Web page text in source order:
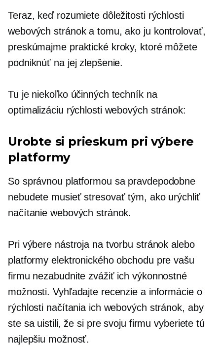
Teraz, keď rozumiete dôležitosti rýchlosti
webových stránok a tomu, ako ju kontrolovať,
preskúmajme praktické kroky, ktoré môžete
podniknúť na jej zlepšenie.
Tu je niekoľko účinných techník na
optimalizáciu rýchlosti webových stránok:
Urobte si prieskum pri výbere
platformy
So správnou platformou sa pravdepodobne
nebudete musieť stresovať tým, ako urýchliť
načítanie webových stránok.
Pri výbere nástroja na tvorbu stránok alebo
platformy elektronického obchodu pre vašu
firmu nezabudnite zvážiť ich výkonnostné
možnosti. Vyhľadajte recenzie a informácie o
rýchlosti načítania ich webových stránok, aby
ste sa uistili, že si pre svoju firmu vyberiete tú
najlepšiu možnosť.